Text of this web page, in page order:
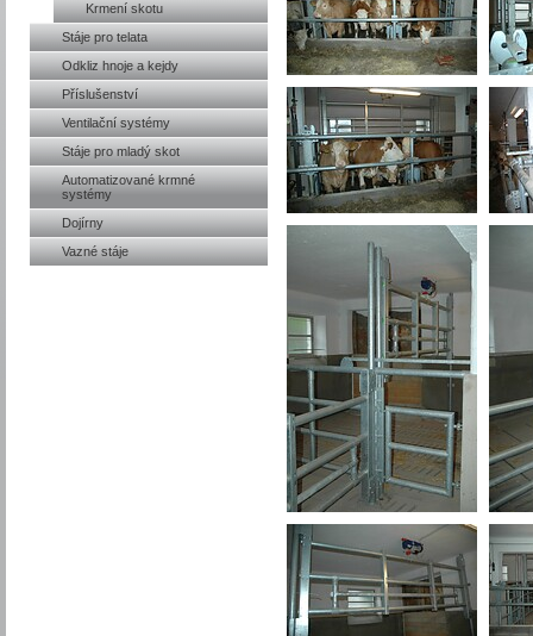
Krmení skotu
Stáje pro telata
Odkliz hnoje a kejdy
Příslušenství
Ventilační systémy
Stáje pro mladý skot
Automatizované krmné
systémy
Dojírny
Vazné stáje